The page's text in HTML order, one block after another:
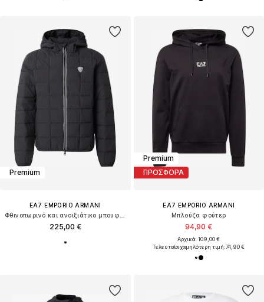
Premium
EA7 EMPORIO ARMANI
225,00 €
Premium
ΠΡΟΣΦΟΡΑ
EA7 EMPORIO ARMANI
Μπλούζα φούτερ
94,90 €
Αρχικά: 109,00 €
Τελευταία χαμηλότερη τιμή:74,90 €